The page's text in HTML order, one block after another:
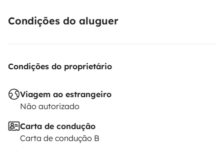
Condições do aluguer
Condições do proprietário
Viagem ao estrangeiro
Não autorizado
Carta de condução
Carta de condução B